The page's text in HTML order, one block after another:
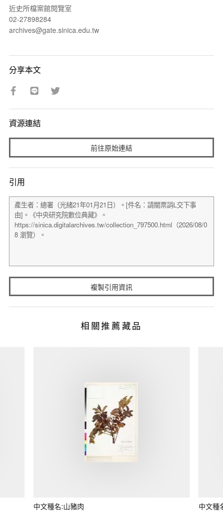
近史所檔案館閱覽室
02-27898284
archives@gate.sinica.edu.tw
分享本文
資源連結
前往原始連結
引用
複製引用資訊
相關推薦藏品
中文種名:山豬肉 中文種